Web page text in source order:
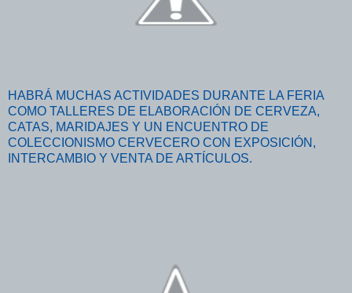
HABRÁ MUCHAS ACTIVIDADES DURANTE LA FERIA
COMO TALLERES DE ELABORACIÓN DE CERVEZA,
CATAS, MARIDAJES Y UN ENCUENTRO DE
COLECCIONISMO CERVECERO CON EXPOSICIÓN,
INTERCAMBIO Y VENTA DE ARTÍCULOS.